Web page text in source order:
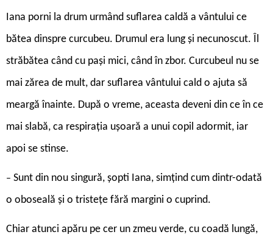
Iana porni la drum urmând suflarea caldă a vântului ce
bătea dinspre curcubeu. Drumul era lung și necunoscut. Îl
străbătea când cu pași mici, când în zbor. Curcubeul nu se
mai zărea de mult, dar suflarea vântului cald o ajuta să
meargă înainte. După o vreme, aceasta deveni din ce în ce
mai slabă, ca respirația ușoară a unui copil adormit, iar
apoi se stinse.
– Sunt din nou singură, șopti Iana, simțind cum dintr-odată
o oboseală și o tristețe fără margini o cuprind.
Chiar atunci apăru pe cer un zmeu verde, cu coadă lungă,